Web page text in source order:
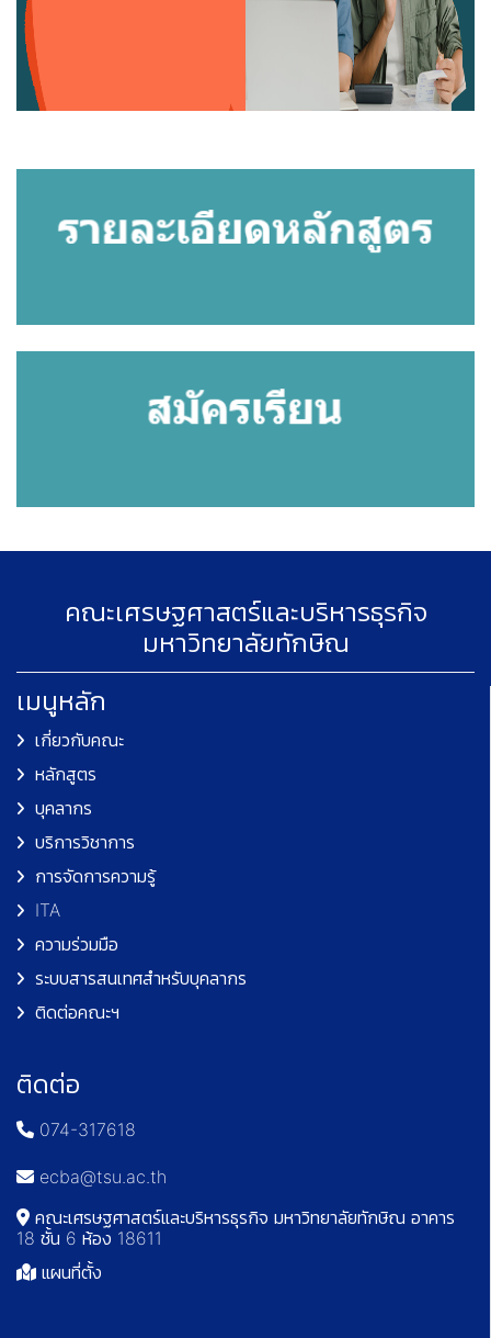
คณะเศรษฐศาสตร์และบริหารธุรกิจ
มหาวิทยาลัยทักษิณ
เมนูหลัก
เกี่ยวกับคณะ
หลักสูตร
บุคลากร
บริการวิชาการ
การจัดการความรู้
ITA
ความร่วมมือ
ระบบสารสนเทศสำหรับบุคลากร
ติดต่อคณะฯ
ติดต่อ
074-317618
ecba@tsu.ac.th
คณะเศรษฐศาสตร์และบริหารธุรกิจ มหาวิทยาลัยทักษิณ อาคาร
18 ชั้น 6 ห้อง 18611
แผนที่ตั้ง